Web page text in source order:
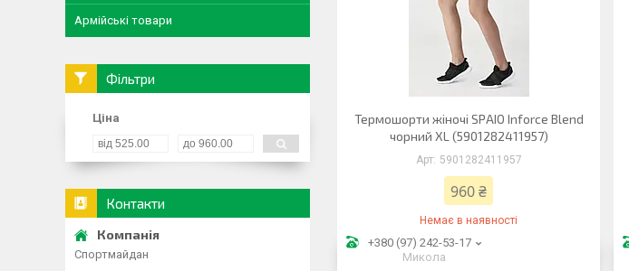
Термошорти жіночі SPAIO Inforce Blend
чорний XL (5901282411957)
5901282411957
960 ₴
Немає в наявності
+380 (97) 242-53-17
Микола
Армійські товари
Фільтри
Ціна
Контакти
Спортмайдан